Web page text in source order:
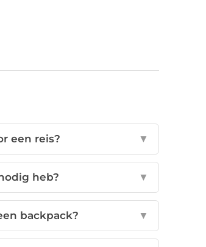
een reis? ▼
heb? ▼
backpack? ▼